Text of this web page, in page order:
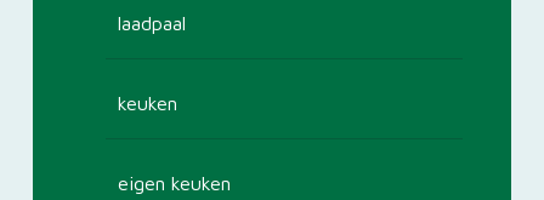
laadpaal
keuken
eigen keuken